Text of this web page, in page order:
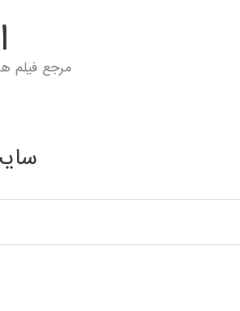
مرجع فیلم